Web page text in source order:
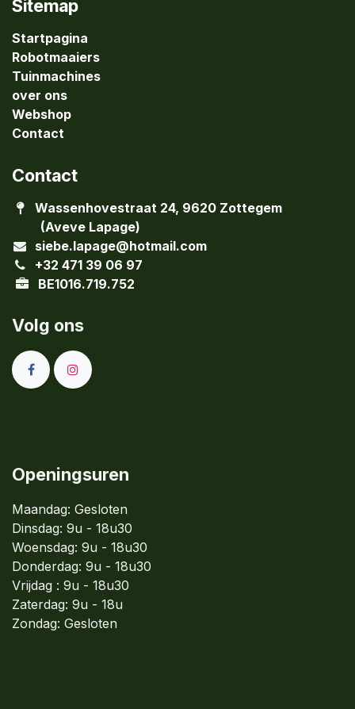
Sitemap
Startpagina
Robotmaaiers
Tuinmachines
over ons
Webshop
Contact
Contact
Wassenhovestraat 24, 9620 Zottegem
(Aveve Lapage)
siebe.lapage@hotmail.com
+32 471 39 06 97
BE1016.719.752
Volg ons
Openingsuren
Maandag: Gesloten
Dinsdag: 9u - 18u30
Woensdag: 9u - 18u30
Donderdag: 9u - 18u30
Vrijdag : 9u - 18u30
Zaterdag: 9u - 18u
Zondag: Gesloten